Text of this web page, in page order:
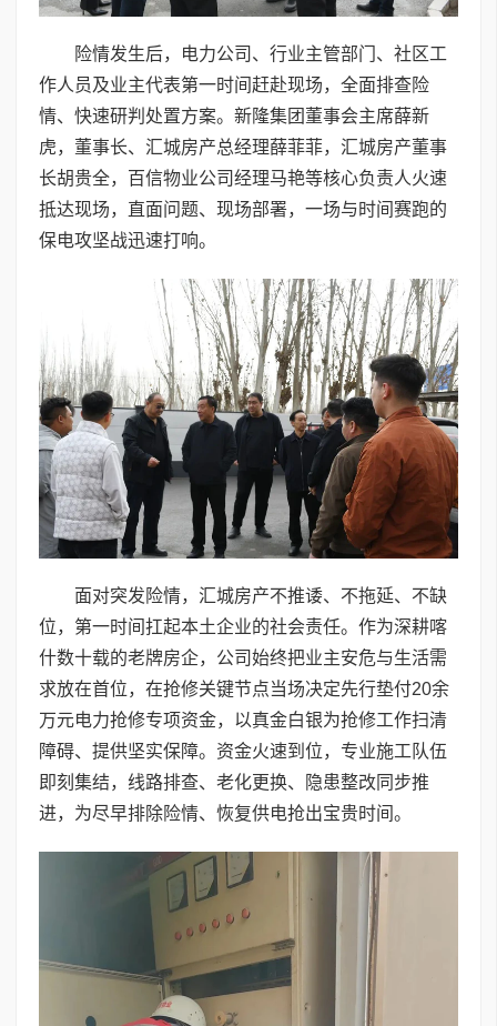
险情发生后，电力公司、行业主管部门、社区工
作人员及业主代表第一时间赶赴现场，全面排查险
情、快速研判处置方案。新隆集团董事会主席薛新
虎，董事长、汇城房产总经理薛菲菲，汇城房产董事
长胡贵全，百信物业公司经理马艳等核心负责人火速
抵达现场，直面问题、现场部署，一场与时间赛跑的
保电攻坚战迅速打响。
面对突发险情，汇城房产不推诿、不拖延、不缺
位，第一时间扛起本土企业的社会责任。作为深耕喀
什数十载的老牌房企，公司始终把业主安危与生活需
求放在首位，在抢修关键节点当场决定先行垫付20余
万元电力抢修专项资金，以真金白银为抢修工作扫清
障碍、提供坚实保障。资金火速到位，专业施工队伍
即刻集结，线路排查、老化更换、隐患整改同步推
进，为尽早排除险情、恢复供电抢出宝贵时间。